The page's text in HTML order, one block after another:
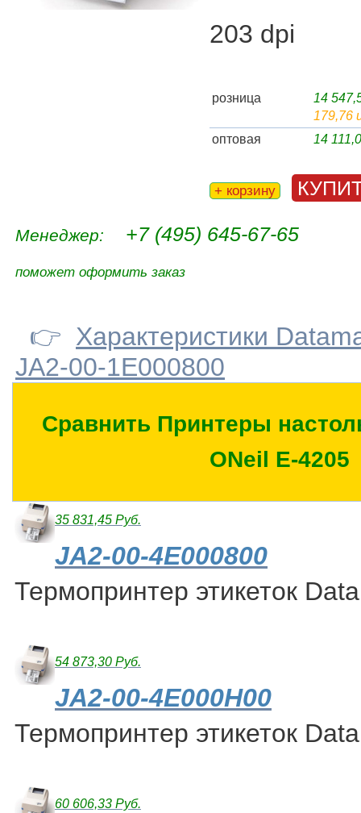
203 dpi
розница
14
179,76
оптовая
14
+ корзину
Менеджер: +7 (495) 645-67-65
поможет оформить заказ
👉 Характеристики
JA2-00-1E000800
Сравнить Принтеры
ONeil E-4205
35 831,45 Руб.
JA2-00-4E000800
Термопринтер этикеток
54 873,30 Руб.
JA2-00-4E000H00
Термопринтер этикеток
60 606,33 Руб.